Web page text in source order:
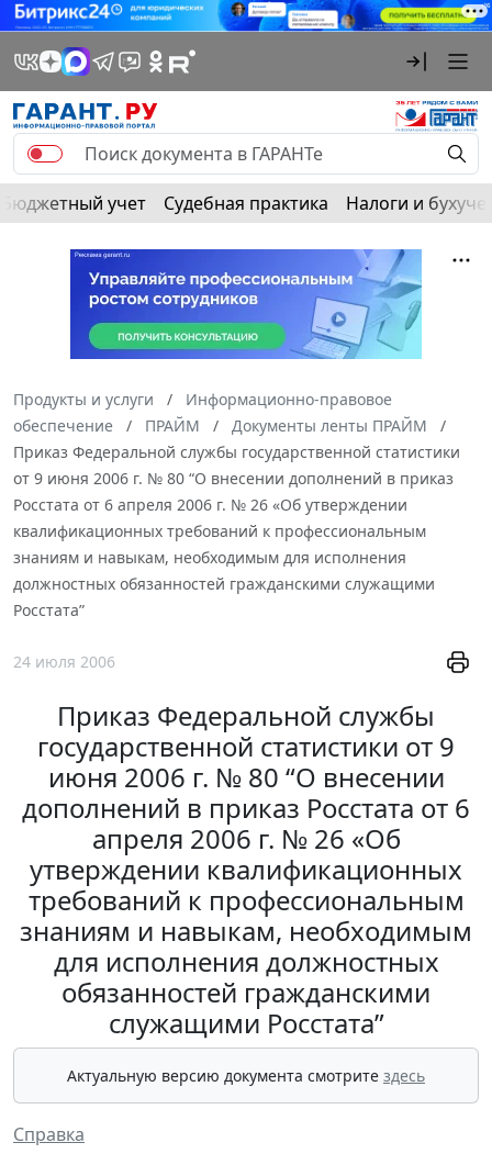
Бюджетный учет Судебная практика Налоги и
Продукты и услуги
Информационно-правовое
обеспечение
ПРАЙМ
Документы ленты ПРАЙМ
Приказ Федеральной службы государственной статистики
от 9 июня 2006 г. № 80 “О внесении дополнений в приказ
Росстата от 6 апреля 2006 г. № 26 «Об утверждении
квалификационных требований к профессиональным
знаниям и навыкам, необходимым для исполнения
должностных обязанностей гражданскими служащими
Росстата”
24 июля 2006
Приказ Федеральной службы
государственной статистики от 9
июня 2006 г. № 80 “О внесении
дополнений в приказ Росстата от 6
апреля 2006 г. № 26 «Об
утверждении квалификационных
требований к профессиональным
знаниям и навыкам, необходимым
для исполнения должностных
обязанностей гражданскими
служащими Росстата”
Актуальную версию документа смотрите здесь
Справка